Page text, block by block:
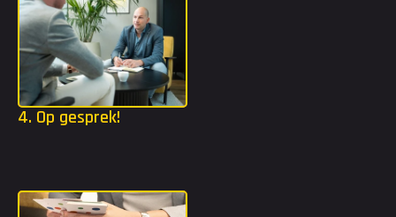
4. Op gesprek!